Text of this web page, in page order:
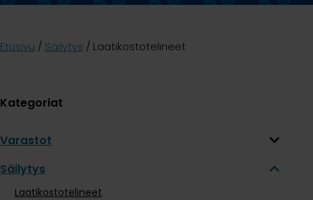
Etusivu / Säilytys / Laatikostotelineet
Kategoriat
Varastot
Säilytys
Laatikostotelineet